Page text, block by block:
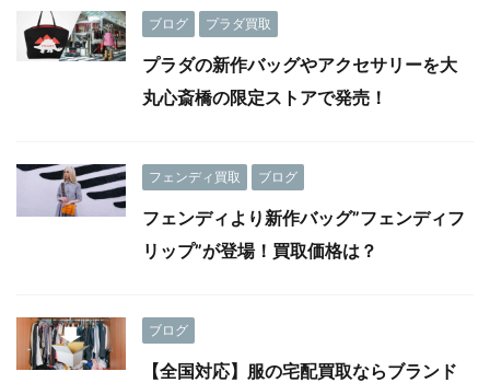
ブログ プラダ買取
プラダの新作バッグやアクセサリーを大
丸心斎橋の限定ストアで発売！
フェンディ買取 ブログ
フェンディより新作バッグ”フェンディフ
リップ”が登場！買取価格は？
ブログ
【全国対応】服の宅配買取ならブランド